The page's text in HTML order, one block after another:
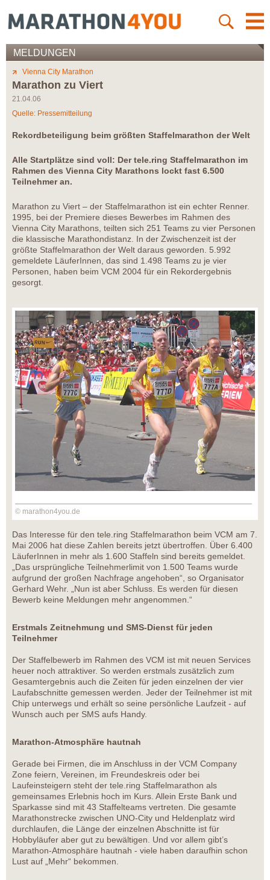
MELDUNGEN
Vienna City Marathon
Marathon zu Viert
21.04.06
Quelle: Pressemitteilung
Rekordbeteiligung beim größten Staffelmarathon der Welt
Alle Startplätze sind voll: Der tele.ring Staffelmarathon im
Rahmen des Vienna City Marathons lockt fast 6.500
Teilnehmer an.
Marathon zu Viert – der Staffelmarathon ist ein echter Renner.
1995, bei der Premiere dieses Bewerbes im Rahmen des
Vienna City Marathons, teilten sich 251 Teams zu vier Personen
die klassische Marathondistanz. In der Zwischenzeit ist der
größte Staffelmarathon der Welt daraus geworden. 5.992
gemeldete LäuferInnen, das sind 1.498 Teams zu je vier
Personen, haben beim VCM 2004 für ein Rekordergebnis
gesorgt.
© marathon4you.de
Das Interesse für den tele.ring Staffelmarathon beim VCM am 7.
Mai 2006 hat diese Zahlen bereits jetzt übertroffen. Über 6.400
LäuferInnen in mehr als 1.600 Staffeln sind bereits gemeldet.
„Das ursprüngliche Teilnehmerlimit von 1.500 Teams wurde
aufgrund der großen Nachfrage angehoben“, so Organisator
Gerhard Wehr. „Nun ist aber Schluss. Es werden für diesen
Bewerb keine Meldungen mehr angenommen.“
Erstmals Zeitnehmung und SMS-Dienst für jeden
Teilnehmer
Der Staffelbewerb im Rahmen des VCM ist mit neuen Services
heuer noch attraktiver. So werden erstmals zusätzlich zum
Gesamtergebnis auch die Zeiten für jeden einzelnen der vier
Laufabschnitte gemessen werden. Jeder der Teilnehmer ist mit
Chip unterwegs und erhält so seine persönliche Laufzeit - auf
Wunsch auch per SMS aufs Handy.
Marathon-Atmosphäre hautnah
Gerade bei Firmen, die im Anschluss in der VCM Company
Zone feiern, Vereinen, im Freundeskreis oder bei
Laufeinsteigern steht der tele.ring Staffelmarathon als
gemeinsames Erlebnis hoch im Kurs. Allein Erste Bank und
Sparkasse sind mit 43 Staffelteams vertreten. Die gesamte
Marathonstrecke zwischen UNO-City und Heldenplatz wird
durchlaufen, die Länge der einzelnen Abschnitte ist für
Hobbyläufer aber gut zu bewältigen. Und vor allem gibt’s
Marathon-Atmosphäre hautnah - viele haben daraufhin schon
Lust auf „Mehr“ bekommen.